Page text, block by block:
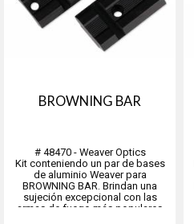
BROWNING BAR
# 48470 - Weaver Optics
Kit conteniendo un par de bases
de aluminio Weaver para
BROWNING BAR. Brindan una
sujeción excepcional con las
armas de fuego más populares